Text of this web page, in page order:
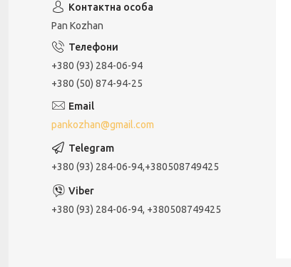
Pan Kozhan
+380 (93) 284-06-94
+380 (50) 874-94-25
pankozhan@gmail.com
+380 (93) 284-06-94,+380508749425
+380 (93) 284-06-94, +380508749425